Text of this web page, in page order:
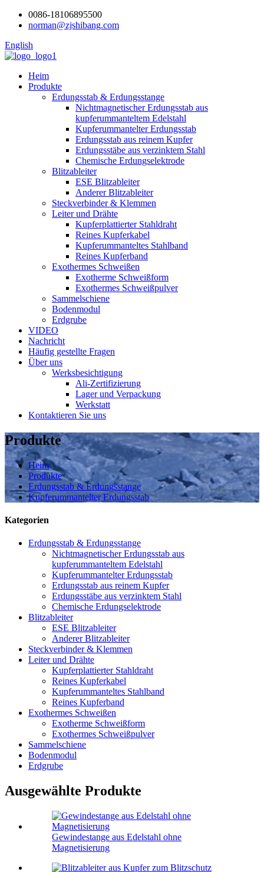
0086-18106895500
norman@zjshibang.com
English
Heim
Produkte
Erdungsstab & Erdungsstange
Nichtmagnetischer Erdungsstab aus
kupferummanteltem Edelstahl
Kupferummantelter Erdungsstab
Erdungsstab aus reinem Kupfer
Erdungsstäbe aus verzinktem Stahl
Chemische Erdungselektrode
Blitzableiter
ESE Blitzableiter
Anderer Blitzableiter
Steckverbinder & Klemmen
Leiter und Drähte
Kupferplattierter Stahldraht
Reines Kupferkabel
Kupferummanteltes Stahlband
Reines Kupferband
Exothermes Schweißen
Exotherme Schweißform
Exothermes Schweißpulver
Sammelschiene
Bodenmodul
Erdgrube
VIDEO
Nachricht
Häufig gestellte Fragen
Über uns
Werksbesichtigung
Ali-Zertifizierung
Lager und Verpackung
Werkstatt
Kontaktieren Sie uns
Produkte
Heim
Produkte
Erdungsstab & Erdungsstange
Kupferummantelter Erdungsstab
Kategorien
Erdungsstab & Erdungsstange
Nichtmagnetischer Erdungsstab aus
kupferummanteltem Edelstahl
Kupferummantelter Erdungsstab
Erdungsstab aus reinem Kupfer
Erdungsstäbe aus verzinktem Stahl
Chemische Erdungselektrode
Blitzableiter
ESE Blitzableiter
Anderer Blitzableiter
Steckverbinder & Klemmen
Leiter und Drähte
Kupferplattierter Stahldraht
Reines Kupferkabel
Kupferummanteltes Stahlband
Reines Kupferband
Exothermes Schweißen
Exotherme Schweißform
Exothermes Schweißpulver
Sammelschiene
Bodenmodul
Erdgrube
Ausgewählte Produkte
Gewindestange aus Edelstahl ohne
Magnetisierung